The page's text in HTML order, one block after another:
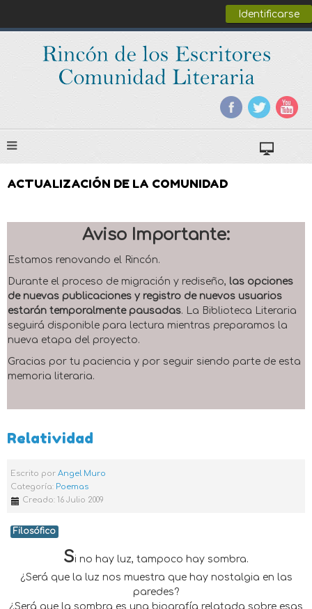
Identificarse
ACTUALIZACIÓN DE LA COMUNIDAD
Aviso Importante:
Estamos renovando el Rincón.
Durante el proceso de migración y rediseño, las opciones
de nuevas publicaciones y registro de nuevos usuarios
estarán temporalmente pausadas. La Biblioteca Literaria
seguirá disponible para lectura mientras preparamos la
nueva etapa del proyecto.
Gracias por tu paciencia y por seguir siendo parte de esta
memoria literaria.
Relatividad
Escrito por Angel Muro
Categoría: Poemas
Creado: 16 Julio 2009
Filosófico
Si no hay luz, tampoco hay sombra.
¿Será que la luz nos muestra que hay nostalgia en las
paredes?
¿Será que la sombra es una biografía relatada sobre esas